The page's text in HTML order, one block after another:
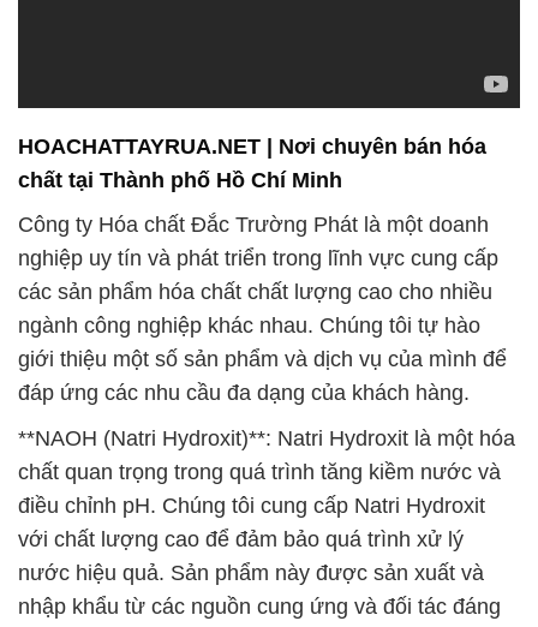
HOACHATTAYRUA.NET | Nơi chuyên bán hóa
chất tại Thành phố Hồ Chí Minh
Công ty Hóa chất Đắc Trường Phát là một doanh
nghiệp uy tín và phát triển trong lĩnh vực cung cấp
các sản phẩm hóa chất chất lượng cao cho nhiều
ngành công nghiệp khác nhau. Chúng tôi tự hào
giới thiệu một số sản phẩm và dịch vụ của mình để
đáp ứng các nhu cầu đa dạng của khách hàng.
**NAOH (Natri Hydroxit)**: Natri Hydroxit là một hóa
chất quan trọng trong quá trình tăng kiềm nước và
điều chỉnh pH. Chúng tôi cung cấp Natri Hydroxit
với chất lượng cao để đảm bảo quá trình xử lý
nước hiệu quả. Sản phẩm này được sản xuất và
nhập khẩu từ các nguồn cung ứng và đối tác đáng